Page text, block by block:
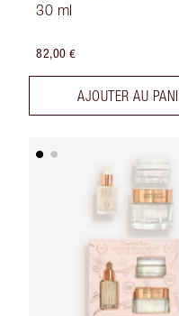
30 ml
82,00 €
AJOUTER AU